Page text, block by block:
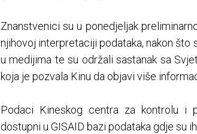
Znanstvenici su u ponedjeljak
njihovoj interpretaciji podataka, nakon
u medijima te su održali sastanak sa
koja je pozvala Kinu da objavi više
Podaci Kineskog centra za kontrolu i
dostupni u GISAID bazi podataka gdje su